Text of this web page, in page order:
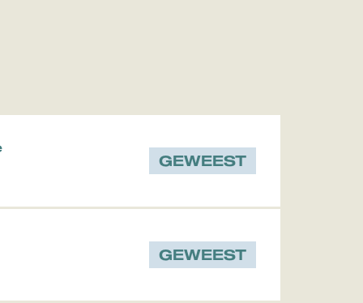
GEWEEST
GEWEEST